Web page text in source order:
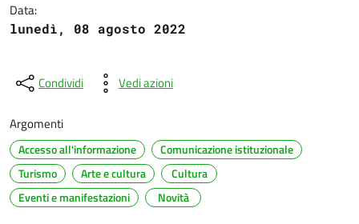
Data:
lunedì, 08 agosto 2022
Condividi Vedi azioni
Argomenti
Accesso all'informazione
Comunicazione istituzionale
Turismo
Arte e cultura
Cultura
Eventi e manifestazioni
Novità